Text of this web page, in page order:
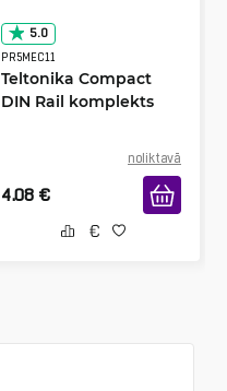
5.0
PR5MEC11
Teltonika Compact
DIN Rail komplekts
noliktavā
4.08 €